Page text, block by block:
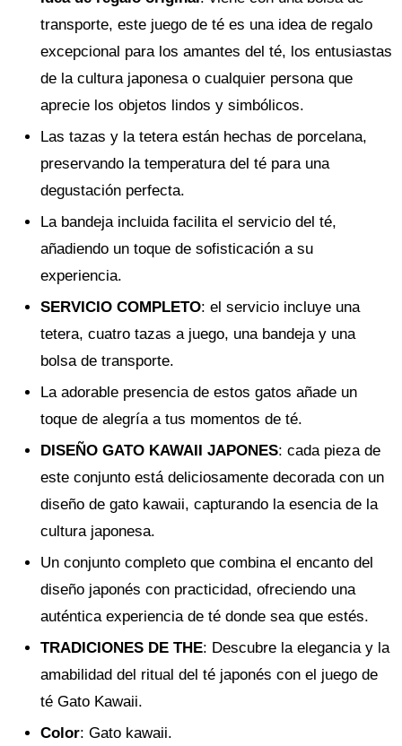
transporte, este juego de té es una idea de regalo
excepcional para los amantes del té, los entusiastas
de la cultura japonesa o cualquier persona que
aprecie los objetos lindos y simbólicos.
Las tazas y la tetera están hechas de porcelana,
preservando la temperatura del té para una
degustación perfecta.
La bandeja incluida facilita el servicio del té,
añadiendo un toque de sofisticación a su
experiencia.
SERVICIO COMPLETO: el servicio incluye una
tetera, cuatro tazas a juego, una bandeja y una
bolsa de transporte.
La adorable presencia de estos gatos añade un
toque de alegría a tus momentos de té.
DISEÑO GATO KAWAII JAPONES: cada pieza de
este conjunto está deliciosamente decorada con un
diseño de gato kawaii, capturando la esencia de la
cultura japonesa.
Un conjunto completo que combina el encanto del
diseño japonés con practicidad, ofreciendo una
auténtica experiencia de té donde sea que estés.
TRADICIONES DE THE: Descubre la elegancia y la
amabilidad del ritual del té japonés con el juego de
té Gato Kawaii.
Color: Gato kawaii.